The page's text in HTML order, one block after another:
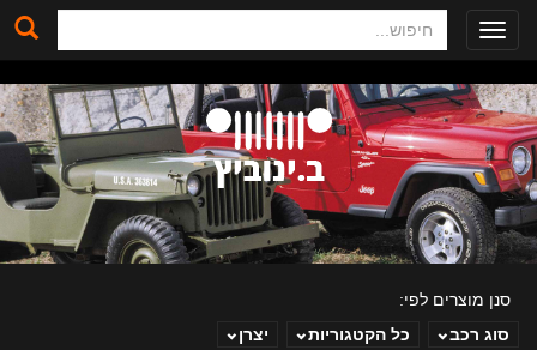
Toggle
navigation
סנן מוצרים לפי:
סוג רכב
כל הקטגוריות יצרן